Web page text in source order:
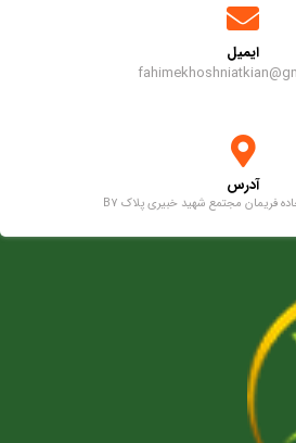
ایمیل
آدرس